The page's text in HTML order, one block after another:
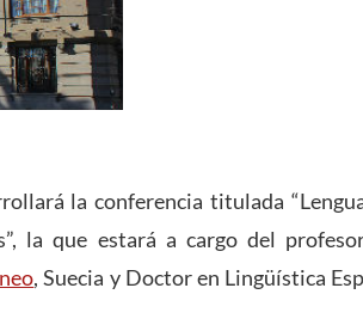
la conferencia titulada
la que estará a cargo del
, Suecia y Doctor en Lingüística